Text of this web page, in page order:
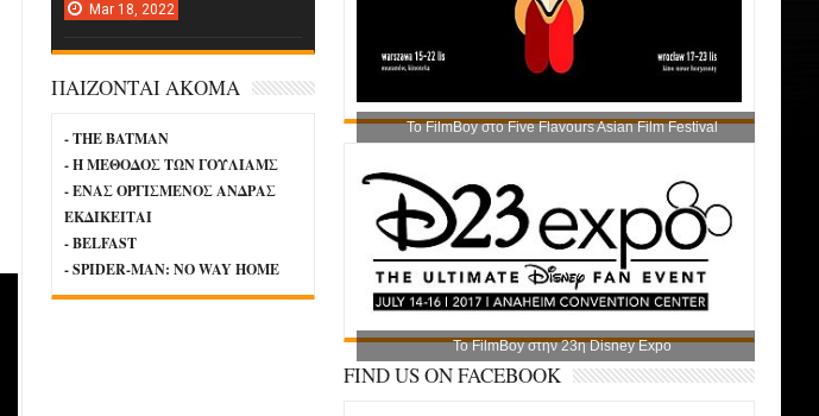
Το FilmBoy στο Five Flavours Asian Film Festival
Το FilmBoy στην 23η Disney Expo
FIND US ON FACEBOOK
Mar 18, 2022
ΠΑΙΖΟΝΤΑΙ ΑΚΟΜΑ
- THE BATMAN
- Η ΜΕΘΟΔΟΣ ΤΩΝ ΓΟΥΛΙΑΜΣ
- ΕΝΑΣ ΟΡΓΙΣΜΕΝΟΣ ΑΝΔΡΑΣ
ΕΚΔΙΚΕΙΤΑΙ
- BELFAST
- SPIDER-MAN: NO WAY HOME